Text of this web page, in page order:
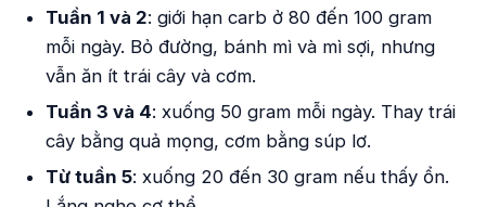
Tuần 1 và 2: giới hạn carb ở 80 đến 100 gram
mỗi ngày. Bỏ đường, bánh mì và mì sợi, nhưng
vẫn ăn ít trái cây và cơm.
Tuần 3 và 4: xuống 50 gram mỗi ngày. Thay trái
cây bằng quả mọng, cơm bằng súp lơ.
Từ tuần 5: xuống 20 đến 30 gram nếu thấy ổn.